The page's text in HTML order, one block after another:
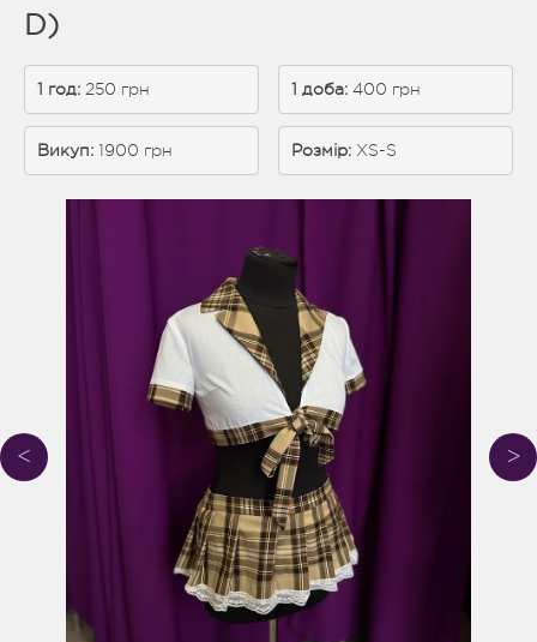
D)
1 год: 250 грн 1 доба: 400 грн
Викуп: 1900 грн Розмір: XS-S